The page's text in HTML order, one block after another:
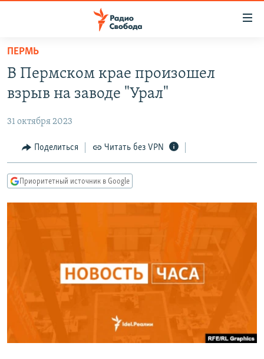
упрощенного
доступа
основному
Вернутся
главной
навигации
Вернутся
ПОДКАСТЫ
АВТОРСКИЕ ПРОЕКТЫ
ЦИТАТЫ СВОБОДЫ
МНЕНИЯ
IDEL.РЕАЛИИ
КАВКАЗ.РЕАЛИИ
РАСПИСАНИЕ ВЕЩАНИЯ
ПОДПИШИТЕСЬ НА РАССЫЛКУ
СОЦИАЛЬНЫЕ СЕТИ
ПЕРМЬ
В Пермском крае произошел
взрыв на заводе "Урал"
31 октября 2023
Поделиться Читать без VPN
Приоритетный источник в Google